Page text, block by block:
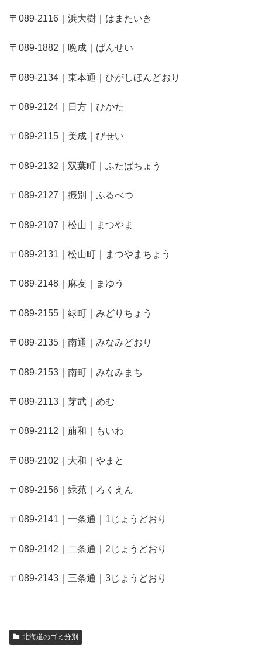
〒089-2116｜浜大樹｜はまたいき
〒089-1882｜晩成｜ばんせい
〒089-2134｜東本通｜ひがしほんどおり
〒089-2124｜日方｜ひかた
〒089-2115｜美成｜びせい
〒089-2132｜双葉町｜ふたばちょう
〒089-2127｜振別｜ふるべつ
〒089-2107｜松山｜まつやま
〒089-2131｜松山町｜まつやまちょう
〒089-2148｜麻友｜まゆう
〒089-2155｜緑町｜みどりちょう
〒089-2135｜南通｜みなみどおり
〒089-2153｜南町｜みなみまち
〒089-2113｜芽武｜めむ
〒089-2112｜萠和｜もいわ
〒089-2102｜大和｜やまと
〒089-2156｜緑苑｜ろくえん
〒089-2141｜一条通｜1じょうどおり
〒089-2142｜二条通｜2じょうどおり
〒089-2143｜三条通｜3じょうどおり
北海道のゴミ分別